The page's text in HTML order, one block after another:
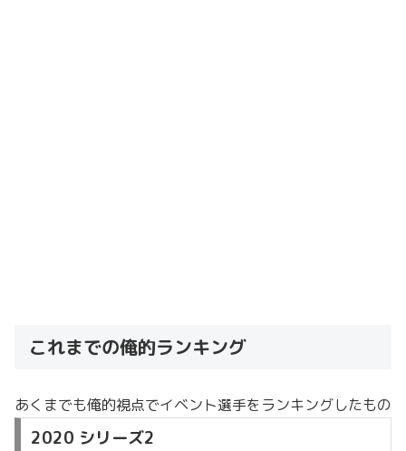
これまでの俺的ランキング
あくまでも俺的視点でイベント選手をランキングしたもの
2020 シリーズ2